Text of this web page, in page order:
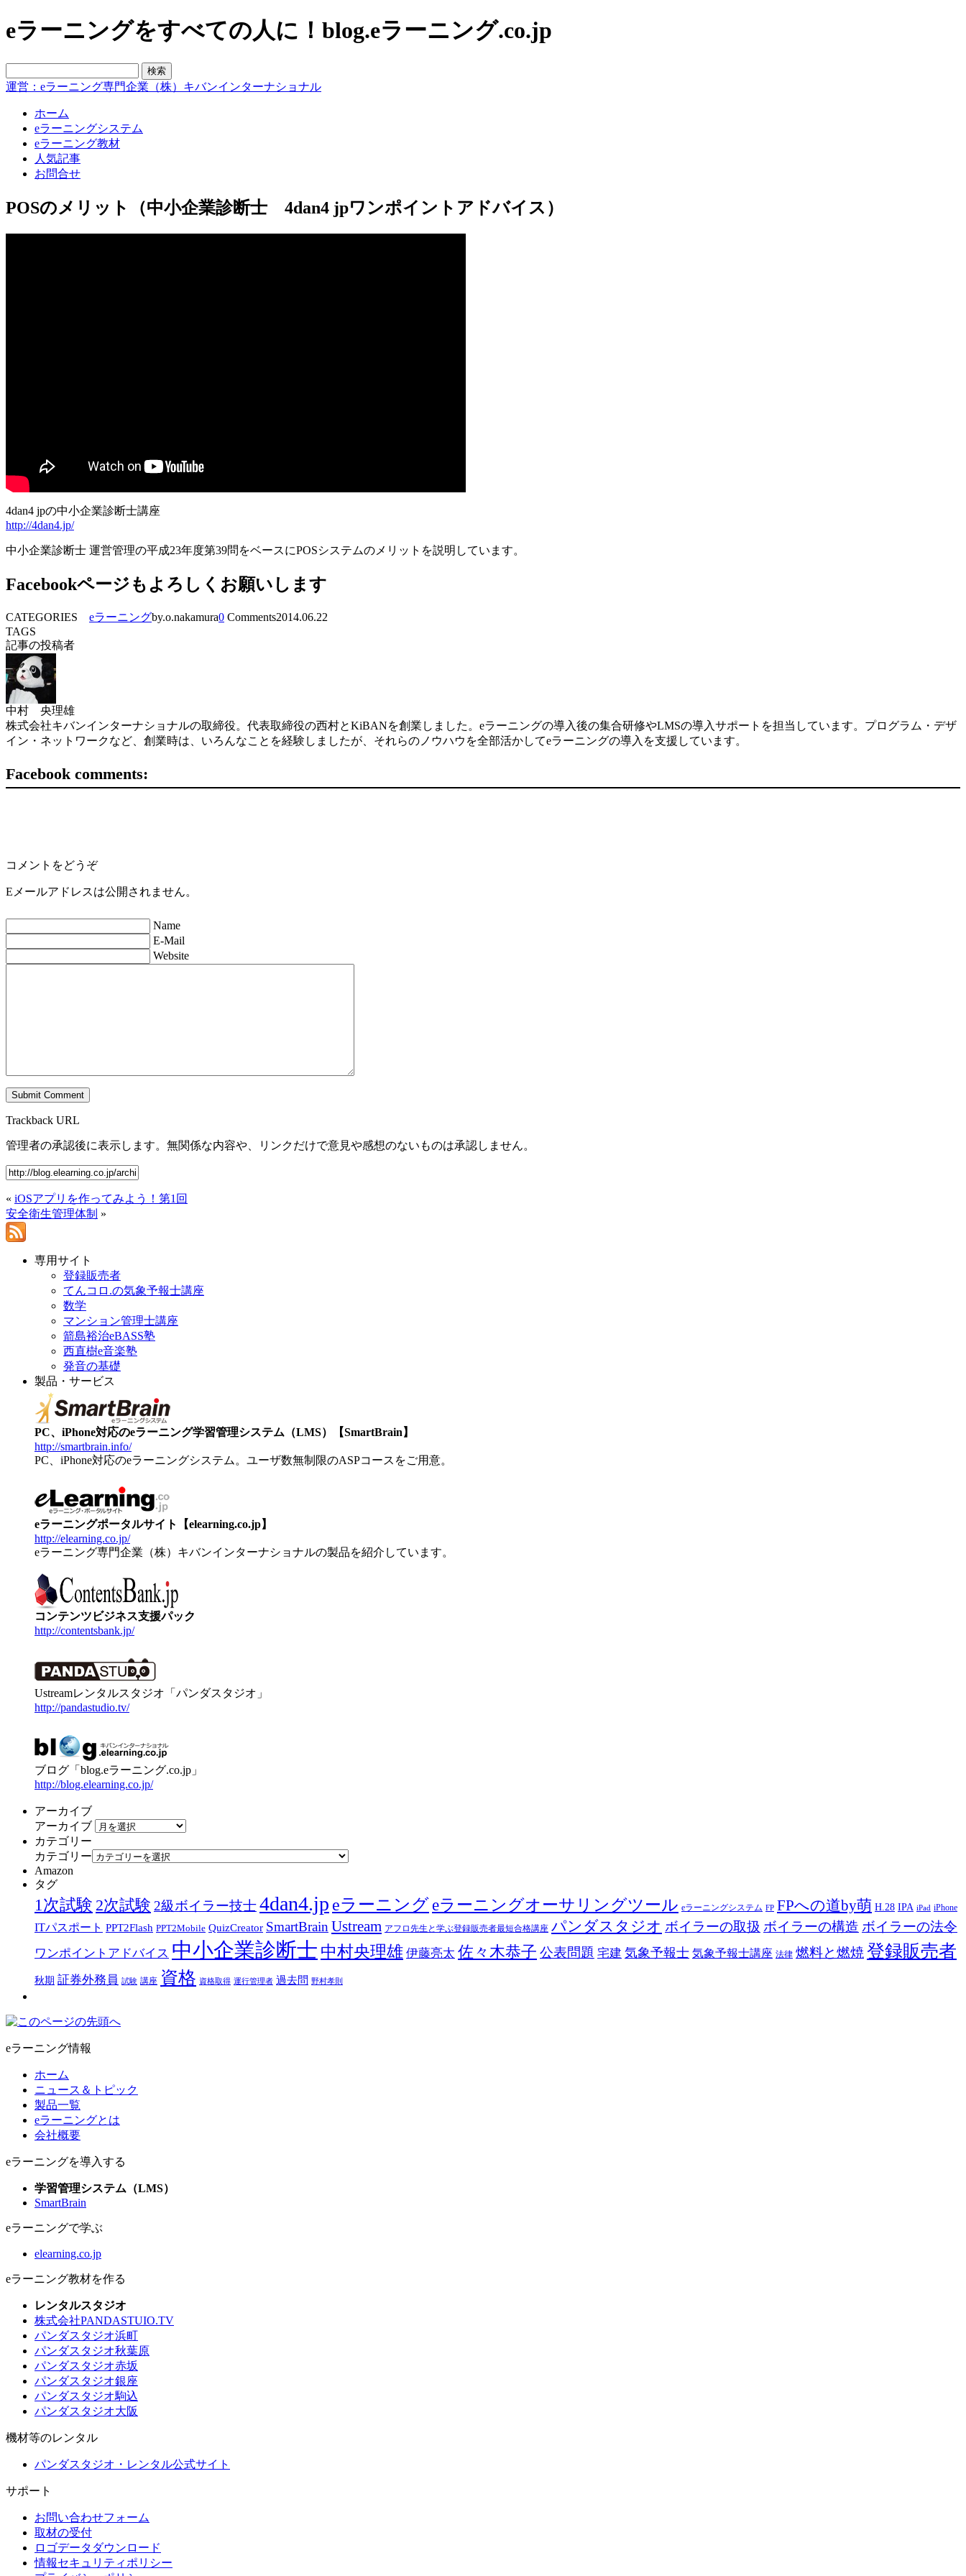
eラーニングをすべての人に！blog.eラーニング.co.jp
運営：eラーニング専門企業（株）キバンインターナショナル
ホーム
eラーニングシステム
eラーニング教材
人気記事
お問合せ
POSのメリット（中小企業診断士 4dan4 jpワンポイントアドバイス）
4dan4 jpの中小企業診断士講座
http://4dan4.jp/
中小企業診断士 運営管理の平成23年度第39問をベースにPOSシステムのメリットを説明しています。
Facebookページもよろしくお願いします
CATEGORIES eラーニングby.o.nakamura0 Comments2014.06.22
TAGS
記事の投稿者
中村 央理雄
株式会社キバンインターナショナルの取締役。代表取締役の西村とKiBANを創業しました。eラーニングの導入後の集合研修やLMSの導入サポートを担当しています。プログラム・デザ
イン・ネットワークなど、創業時は、いろんなことを経験しましたが、それらのノウハウを全部活かしてeラーニングの導入を支援しています。
Facebook comments:
コメントをどうぞ
Eメールアドレスは公開されません。
Name
E-Mail
Website
Trackback URL
管理者の承認後に表示します。無関係な内容や、リンクだけで意見や感想のないものは承認しません。
« iOSアプリを作ってみよう！第1回
安全衛生管理体制 »
専用サイト
登録販売者
てんコロ.の気象予報士講座
数学
マンション管理士講座
箭島裕治eBASS塾
西直樹e音楽塾
発音の基礎
製品・サービス
PC、iPhone対応のeラーニング学習管理システム（LMS）【SmartBrain】
http://smartbrain.info/
PC、iPhone対応のeラーニングシステム。ユーザ数無制限のASPコースをご用意。
eラーニングポータルサイト【elearning.co.jp】
http://elearning.co.jp/
eラーニング専門企業（株）キバンインターナショナルの製品を紹介しています。
コンテンツビジネス支援パック
http://contentsbank.jp/
Ustreamレンタルスタジオ「パンダスタジオ」
http://pandastudio.tv/
ブログ「blog.eラーニング.co.jp」
http://blog.elearning.co.jp/
アーカイブ
アーカイブ
カテゴリー
カテゴリー
Amazon
タグ
1次試験 2次試験 2級ボイラー技士4dan4.jp eラーニング eラーニングオーサリングツール eラーニングシステム FP FPへの道by萌 H.28 IPA iPad iPhone
ITパスポート PPT2Flash PPT2Mobile QuizCreator SmartBrain Ustream アフロ先生と学ぶ登録販売者最短合格講座 パンダスタジオ ボイラーの取扱 ボイラーの構造 ボイラーの法令
ワンポイントアドバイス 中小企業診断士 中村央理雄 伊藤亮太 佐々木恭子 公表問題 宅建 気象予報士 気象予報士講座 法律 燃料と燃焼 登録販売者
秋期 証券外務員 試験 講座 資格 資格取得 運行管理者 過去問 野村孝則
eラーニング情報
ホーム
ニュース＆トピック
製品一覧
eラーニングとは
会社概要
eラーニングを導入する
学習管理システム（LMS）
SmartBrain
eラーニングで学ぶ
elearning.co.jp
eラーニング教材を作る
レンタルスタジオ
株式会社PANDASTUIO.TV
パンダスタジオ浜町
パンダスタジオ秋葉原
パンダスタジオ赤坂
パンダスタジオ銀座
パンダスタジオ駒込
パンダスタジオ大阪
機材等のレンタル
パンダスタジオ・レンタル公式サイト
サポート
お問い合わせフォーム
取材の受付
ロゴデータダウンロード
情報セキュリティポリシー